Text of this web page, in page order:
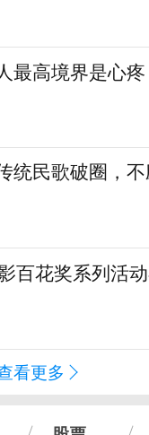
最高境界是心疼
统民歌破圈，
百花奖系列活
看更多